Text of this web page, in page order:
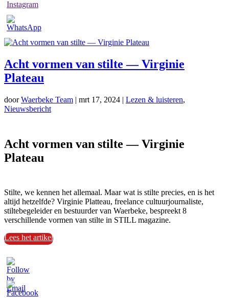
Acht vormen van stilte — Virginie
Plateau
doorWaerbeke Team | mrt 17, 2024 | Lezen & luisteren,
Nieuwsbericht
Acht vormen van stilte — Virginie
Plateau
Stilte, we kennen het allemaal. Maar wat is stilte precies, en is het
altijd hetzelfde? Virginie Platteau, freelance cultuurjournaliste,
stiltebegeleider en bestuurder van Waerbeke, bespreekt 8
verschillende vormen van stilte in STILL magazine.
Lees het artikel